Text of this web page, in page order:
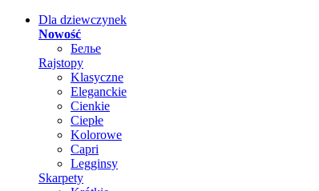
Dla dziewczynek
Nowość
Белье
Rajstopy
Klasyczne
Eleganckie
Cienkie
Ciepłe
Kolorowe
Capri
Legginsy
Skarpety